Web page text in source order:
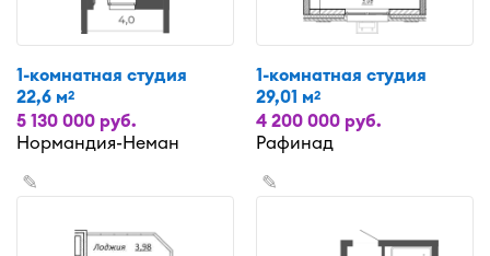
1-комнатная студия
22,6 м2
5 130 000 руб.
Нормандия-Неман
1-комнатная студия
29,01 м2
4 200 000 руб.
Рафинад
✎ ✎